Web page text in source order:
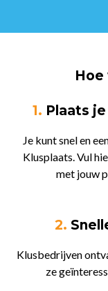
1. Plaats
Je kunt snel en
Klusplaats. Vul
met jouw
2.
Klusbedrijven
ze